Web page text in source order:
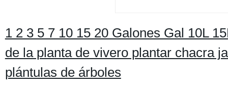
1 2 3 5 7 10 15 20 Galones Gal 10L
de la planta de vivero plantar chacra
plántulas de árboles